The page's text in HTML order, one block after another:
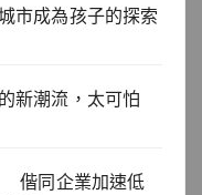
市成為孩子的探索
新潮流，太可怕
偕同企業加速低